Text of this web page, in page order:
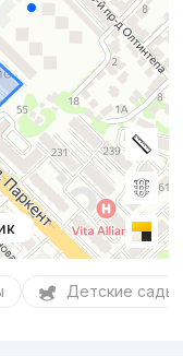
Детские сады